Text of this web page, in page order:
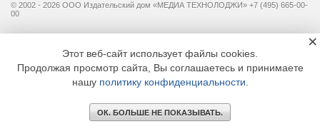
© 2002 - 2026 OOO Издательский дом «МЕДИА ТЕХНОЛОДЖИ» +7 (495) 665-00-
00
Этот веб-сайт использует файлы cookies.
Продолжая просмотр сайта, Вы соглашаетесь и принимаете
нашу политику конфиденциальности
ОК. БОЛЬШЕ НЕ ПОКАЗЫВАТЬ.
×